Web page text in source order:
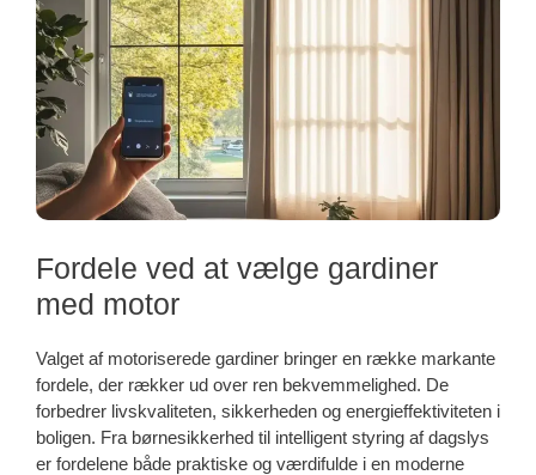
Fordele ved at vælge gardiner
med motor
Valget af motoriserede gardiner bringer en række markante
fordele, der rækker ud over ren bekvemmelighed. De
forbedrer livskvaliteten, sikkerheden og energieffektiviteten i
boligen. Fra børnesikkerhed til intelligent styring af dagslys
er fordelene både praktiske og værdifulde i en moderne